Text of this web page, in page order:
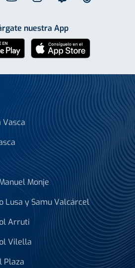
nuestra App
Vasca
Monje
Lusa y Samu Valcárcel
Arruti
Vilella
Plaza